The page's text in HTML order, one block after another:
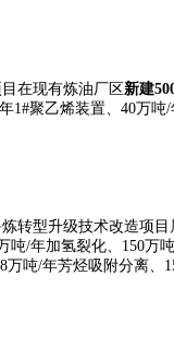
在现有炼油厂区新建
1#聚乙烯装置、40万
转型升级技术改造项
吨/年加氢裂化、150
吨/年芳烃吸附分离